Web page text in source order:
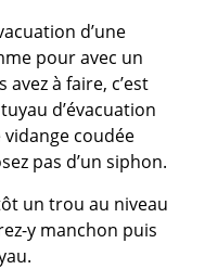
d’une
pour avec un
à faire, c’est
d’évacuation
vidange coudée
pas d’un siphon.
un trou au niveau
y manchon puis